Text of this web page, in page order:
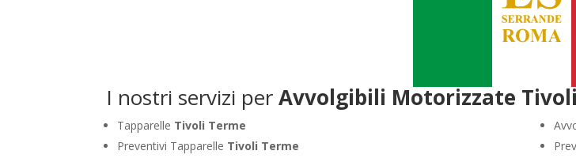
I nostri servizi perAvvolgibili Motorizzate
Tapparelle Tivoli Terme
Preventivi Tapparelle Tivoli Terme